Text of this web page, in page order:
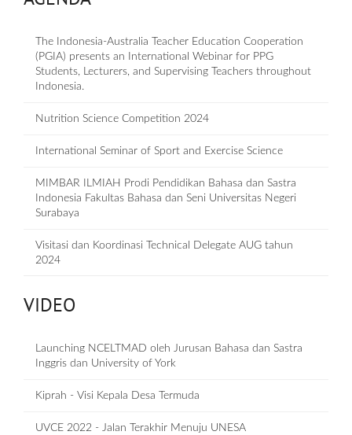
The Indonesia-Australia Teacher Education Cooperation
(PGIA) presents an International Webinar for PPG
Students, Lecturers, and Supervising Teachers throughout
Indonesia.
Nutrition Science Competition 2024
International Seminar of Sport and Exercise Science
MIMBAR ILMIAH Prodi Pendidikan Bahasa dan Sastra
Indonesia Fakultas Bahasa dan Seni Universitas Negeri
Surabaya
Visitasi dan Koordinasi Technical Delegate AUG tahun
2024
VIDEO
Launching NCELTMAD oleh Jurusan Bahasa dan Sastra
Inggris dan University of York
Kiprah - Visi Kepala Desa Termuda
UVCE 2022 - Jalan Terakhir Menuju UNESA